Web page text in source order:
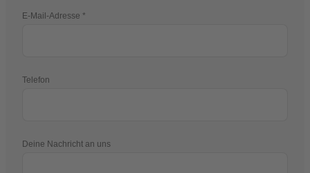
E-Mail-Adresse
Telefon
Deine Nachricht an uns